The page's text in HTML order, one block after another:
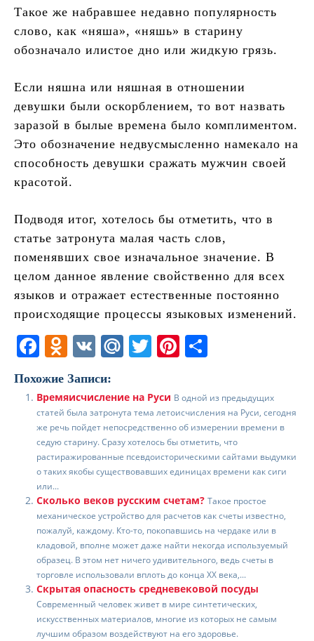
Такое же набравшее недавно популярность
слово, как «няша», «няшь» в старину
обозначало илистое дно или жидкую грязь.
Если няшна или няшная в отношении
девушки были оскорблением, то вот назвать
заразой в былые времена было комплиментом.
Это обозначение недвусмысленно намекало на
способность девушки сражать мужчин своей
красотой.
Подводя итог, хотелось бы отметить, что в
статье затронута малая часть слов,
поменявших свое изначальное значение. В
целом данное явление свойственно для всех
языков и отражает естественные постоянно
происходящие процессы языковых изменений.
F
c
e
b
o
o
k
O
d
n
o
kl
a
ss
ni
ki
V M
l.
R
u
T
itt
er
Pi
er
e
st
п
р
а
в
и
т
ь
Похожие Записи:
Времяисчисление на Руси В одной из предыдущих
статей была затронута тема летоисчисления на Руси, сегодня
же речь пойдет непосредственно об измерении времени в
седую старину. Сразу хотелось бы отметить, что
растиражированные псевдоисторическими сайтами выдумки
о таких якобы существовавших единицах времени как сиги
или...
Сколько веков русским счетам? Такое простое
механическое устройство для расчетов как счеты известно,
пожалуй, каждому. Кто-то, покопавшись на чердаке или в
кладовой, вполне может даже найти некогда используемый
образец. В этом нет ничего удивительного, ведь счеты в
торговле использовали вплоть до конца XX века,...
Скрытая опасность средневековой посуды
Современный человек живет в мире синтетических,
искусственных материалов, многие из которых не самым
лучшим образом воздействуют на его здоровье.